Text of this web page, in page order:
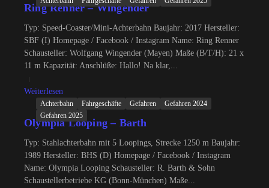
Ring Renner – Wingender
Typ: Speed-Coaster/Mini-Achterbahn Baujahr: 2017 Hersteller:
SBF (I) Homepage / Facebook / Instagram Name: Ring Renner
Schausteller: Wolfgang Wingender (Mayen) Maße (B/T/H): 21 x
11 m Kapazität: Anschlüße: Hallo! Na klar,...
Weiterlesen
Achterbahn Fahrgeschäfte Gefahren
Gefahren 2024
Gefahren 2025
Olympia Looping – Barth
Typ: Stahlachterbahn mit 5 Loopings, Strecke 1250 m Baujahr:
1989 Hersteller: BHS (D) Homepage / Facebook / Instagram
Name: Olympia Looping Schausteller: R. Barth & Sohn
Schaustellerbetriebe KG (Bonn-München) Maße...